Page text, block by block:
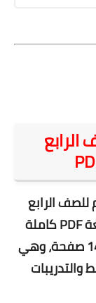
الرابع
PDFكاملة
، وهي